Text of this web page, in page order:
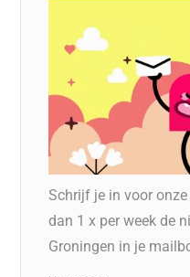
Schrijf je in voor
dan 1 x per week de
Groningen in je